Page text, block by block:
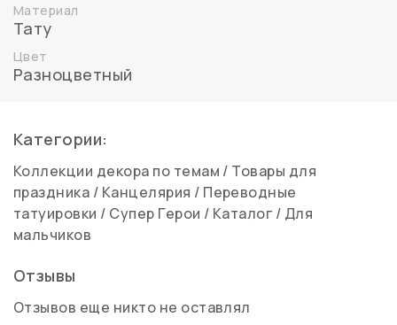
Материал
Тату
Цвет
Разноцветный
Категории:
Коллекции декора по темам / Товары для
праздника / Канцелярия / Переводные
татуировки / Супер Герои / Каталог / Для
мальчиков
Отзывы
Отзывов еще никто не оставлял